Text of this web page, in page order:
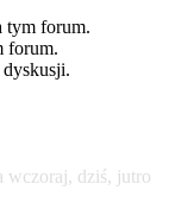
tym forum.
forum.
wczoraj, dziś, jutro